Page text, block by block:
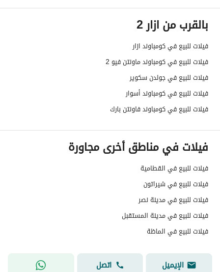
بالقرب من ازار 2
فيلات للبيع في كومباوند ازار
فيلات للبيع في كومباوند ماونتن فيو 2
فيلات للبيع في جولدن سكوير
فيلات للبيع في كومباوند أسوار
فيلات للبيع في كومباوند فاونتن بارك
فيلات في مناطق أخرى مجاورة
فيلات للبيع في القطامية
فيلات للبيع في شيراتون
فيلات للبيع في مدينة نصر
فيلات للبيع في مدينة المستقبل
فيلات للبيع في الماظة
الإيميل اتصل